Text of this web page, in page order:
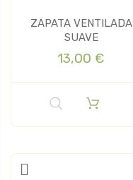
ZAPATA VENTILADA
SUAVE
13,00 €